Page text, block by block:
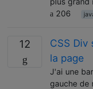
206
12
CSS Div
la page
J'ai une
gauche de